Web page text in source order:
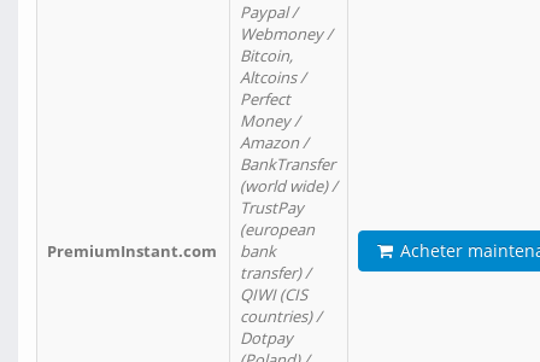
PremiumInstant.com
Paypal /
Webmoney /
Bitcoin,
Altcoins /
Perfect
Money /
Amazon /
BankTransfer
(world wide) /
TrustPay
(european
bank
transfer) /
QIWI (CIS
countries) /
Dotpay
Acheter